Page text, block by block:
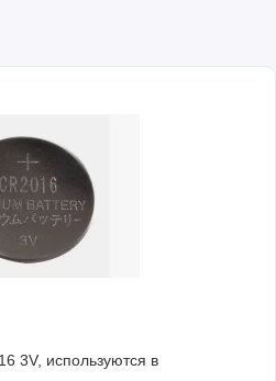
3V, используются в